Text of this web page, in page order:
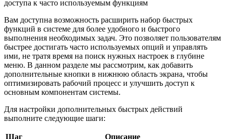
Вам доступна возможность расширить набор быстрых
функций в системе для более удобного и быстрого
выполнения необходимых задач. Это позволяет пользователям
быстрее достигать часто используемых опций и управлять
ими, не тратя время на поиск нужных настроек в глубине
меню. В данном разделе мы рассмотрим, как добавить
дополнительные кнопки в нижнюю область экрана, чтобы
оптимизировать рабочий процесс и улучшить доступ к
основным компонентам системы.
Для настройки дополнительных быстрых действий
выполните следующие шаги:
Шаг
Описание